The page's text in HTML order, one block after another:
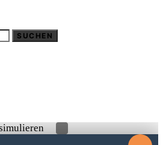
SUCHEN
+